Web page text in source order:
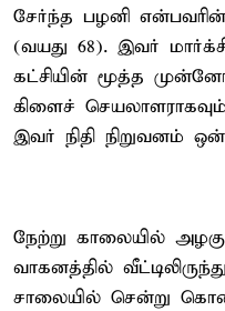
சேர்ந்த பழனி
(வயது 68). இவர்
கட்சியின் மூத்த
கிளைச்
இவர் நிதி நிறுவனம்
நேற்று காலையில்
வாகனத்தில்
சாலையில் சென்று